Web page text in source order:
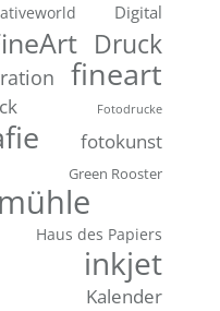
Digital
Druck
fineart
Fotodrucke
fotokunst
Green Rooster
Haus des Papiers
inkjet
Kalender